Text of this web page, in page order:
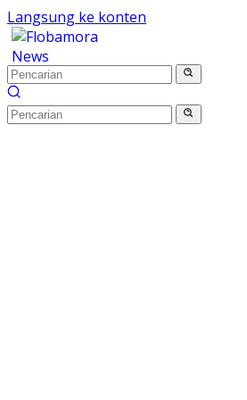
Langsung ke konten